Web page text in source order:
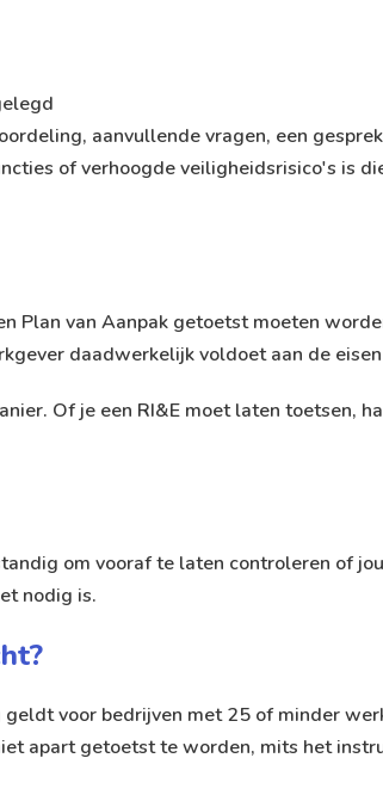
aanvullende vragen, een
of verhoogde veiligheidsrisico's is
Plan van Aanpak getoetst moeten
daadwerkelijk voldoet aan de
Of je een RI&E moet laten toetsen,
om vooraf te laten controleren of
nodig is.
voor bedrijven met 25 of minder
apart getoetst te worden, mits het